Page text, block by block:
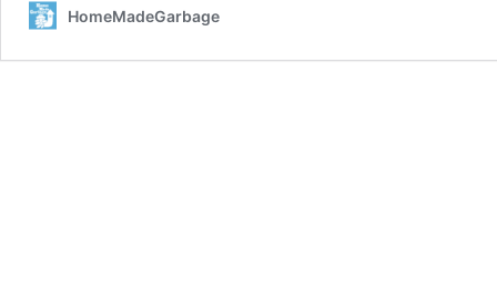
HomeMadeGarbage